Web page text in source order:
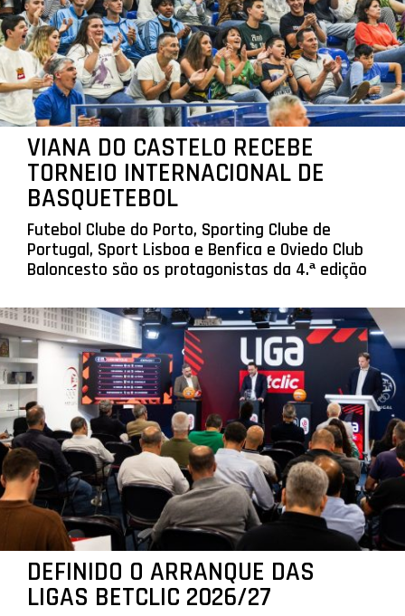
VIANA DO CASTELO RECEBE
TORNEIO INTERNACIONAL DE
BASQUETEBOL
Futebol Clube do Porto, Sporting Clube de
Portugal, Sport Lisboa e Benfica e Oviedo Club
Baloncesto são os protagonistas da 4.ª edição
DEFINIDO O ARRANQUE DAS
LIGAS BETCLIC 2026/27